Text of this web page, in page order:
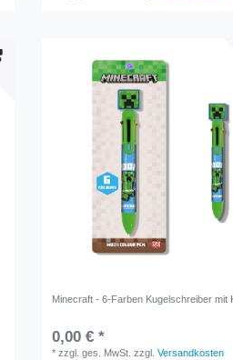
Minecraft - 6-Farben Kugelschreiber mit
0,00 € *
*zzgl. ges. MwSt. zzgl.Versandkosten